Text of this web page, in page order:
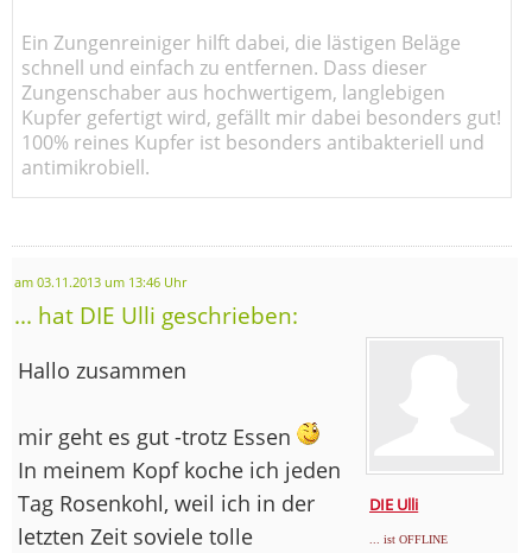
Ein Zungenreiniger hilft dabei, die lästigen Beläge
schnell und einfach zu entfernen. Dass dieser
Zungenschaber aus hochwertigem, langlebigen
Kupfer gefertigt wird, gefällt mir dabei besonders gut!
100% reines Kupfer ist besonders antibakteriell und
antimikrobiell.
am 03.11.2013 um 13:46 Uhr
... hat DIE Ulli geschrieben:
DIE Ulli
... ist OFFLINE
Hallo zusammen
mir geht es gut -trotz Essen
In meinem Kopf koche ich jeden
Tag Rosenkohl, weil ich in der
letzten Zeit soviele tolle